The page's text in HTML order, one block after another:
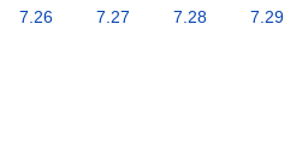
7.26 7.27 7.28 7.29